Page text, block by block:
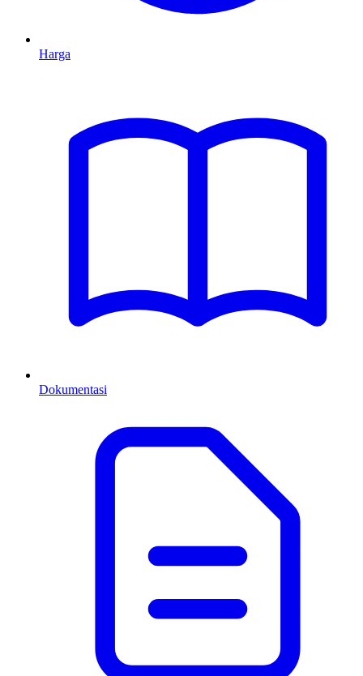
Harga
Dokumentasi